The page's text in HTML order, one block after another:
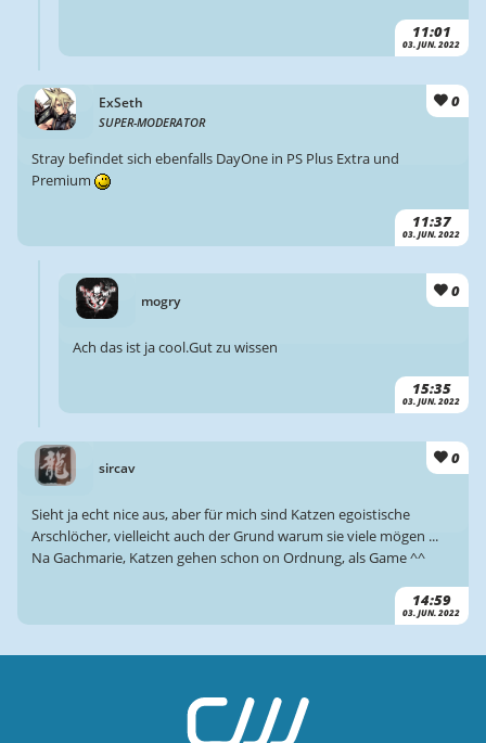
11:01
03. JUN. 2022
ExSeth
SUPER-MODERATOR
0
11:37
03. JUN. 2022
Stray befindet sich ebenfalls DayOne in PS Plus Extra und
Premium
mogry
0
15:35
03. JUN. 2022
Ach das ist ja cool.Gut zu wissen
sircav
0
14:59
03. JUN. 2022
Sieht ja echt nice aus, aber für mich sind Katzen egoistische
Arschlöcher, vielleicht auch der Grund warum sie viele mögen ...
Na Gachmarie, Katzen gehen schon on Ordnung, als Game ^^